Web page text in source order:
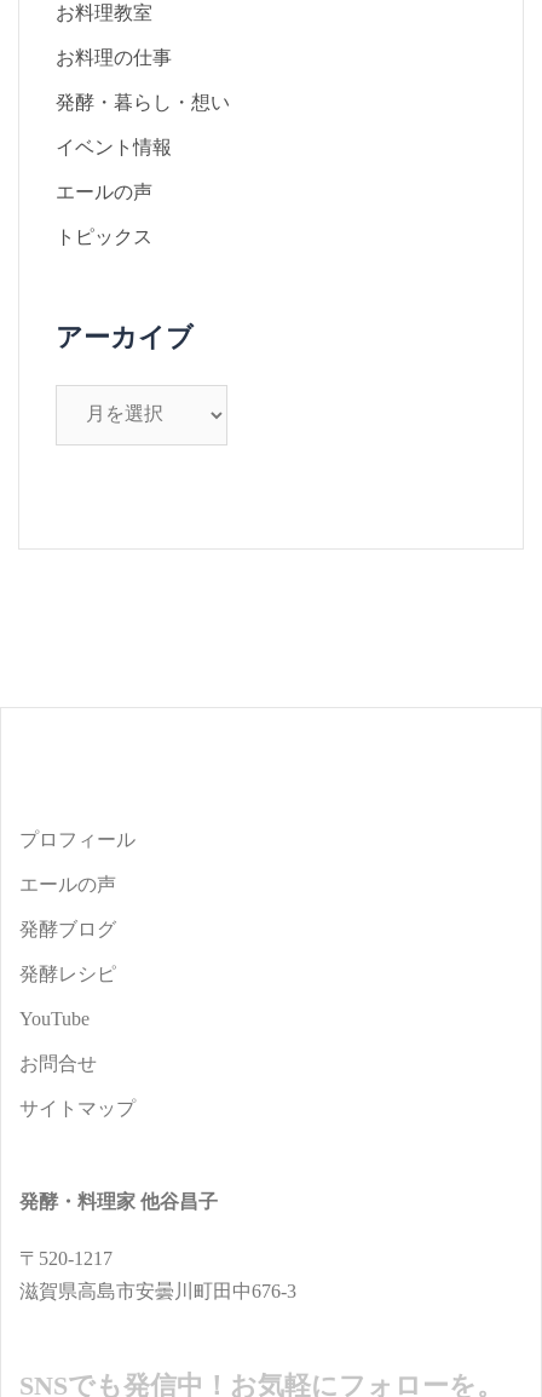
お料理教室
お料理の仕事
発酵・暮らし・想い
イベント情報
エールの声
トピックス
アーカイブ
プロフィール
エールの声
発酵ブログ
発酵レシピ
YouTube
お問合せ
サイトマップ
発酵・料理家 他谷昌子
〒520-1217
滋賀県高島市安曇川町田中676-3
SNSでも発信中！お気軽にフォローを。